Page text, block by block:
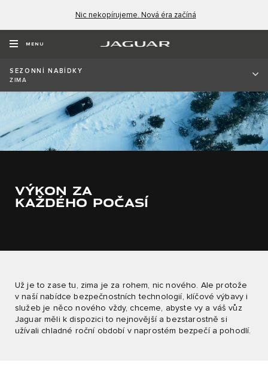
Nic nekopírujeme. Nová éra začíná
MENU
SEZONNÍ NABÍDKY
ZIMA
VÝKON ZA
KAŽDÉHO POČASÍ
Už je to zase tu, zima je za rohem, nic nového. Ale protože
v naší nabídce bezpečnostních technologií, klíčové výbavy i
služeb je něco nového vždy, chceme, abyste vy a váš vůz
Jaguar měli k dispozici to nejnovější a bezstarostně si
užívali chladné roční období v naprostém bezpečí a pohodlí.